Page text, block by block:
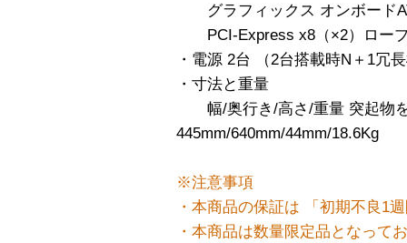
グラフィックス オンボード
PCI-Express x8（×2）ロー
・電源 2台 （2台搭載時N＋1冗
・寸法と重量
幅/奥行き/高さ/重量 突起物
445mm/640mm/44mm/18.6Kg
※注意事項
・本商品の保証は 「初期不良1
・本商品は数量限定品となって